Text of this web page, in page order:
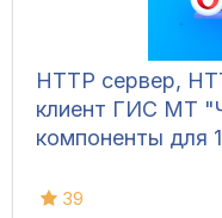
HTTP сервер,
клиент ГИС МТ
компоненты для
39